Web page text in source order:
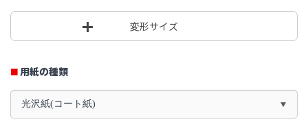
変形サイズ
用紙の種類
光沢紙(コート紙)